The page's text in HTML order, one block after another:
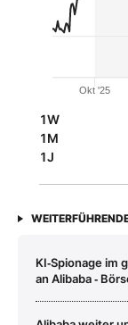
Okt '25
1W
1M
1J
KI‑Spionage im
an Alibaba ‑